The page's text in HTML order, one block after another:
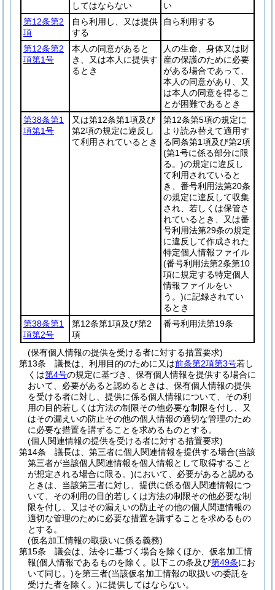
してはならない
い
第12条第2
項
自ら利用し、又は提供
する
自ら利用する
第12条第2
項第1号
本人の同意があると
き、又は本人に提供す
るとき
人の生命、身体又は財
産の保護のために必要
がある場合であって、
本人の同意があり、又
は本人の同意を得るこ
とが困難であるとき
第38条第1
項第1号
又は第12条第1項及び
第2項の規定に違反し
て利用されているとき
第12条第5項の規定に
より読み替えて適用す
る同条第1項及び第2項
(第1号に係る部分に限
る。)の規定に違反し
て利用されていると
き、番号利用法第20条
の規定に違反して収集
され、若しくは保管さ
れているとき、又は番
号利用法第29条の規定
に違反して作成された
特定個人情報ファイル
(番号利用法第2条第10
項に規定する特定個人
情報ファイルをい
う。)に記録されてい
るとき
第38条第1
項第2号
第12条第1項及び第2
項
番号利用法第19条
(保有個人情報の提供を受ける者に対する措置要求)
第13条
議長は、利用目的のために又は前条第2項第3号若し
くは第4号の規定に基づき、保有個人情報を提供する場合に
おいて、必要があると認めるときは、保有個人情報の提供
を受ける者に対し、提供に係る個人情報について、その利
用の目的若しくは方法の制限その他必要な制限を付し、又
はその漏えいの防止その他の個人情報の適切な管理のため
に必要な措置を講ずることを求めるものとする。
(個人関連情報の提供を受ける者に対する措置要求)
第14条
議長は、第三者に個人関連情報を提供する場合(当該
第三者が当該個人関連情報を個人情報として取得すること
が想定される場合に限る。)において、必要があると認める
ときは、当該第三者に対し、提供に係る個人関連情報につ
いて、その利用の目的若しくは方法の制限その他必要な制
限を付し、又はその漏えいの防止その他の個人関連情報の
適切な管理のために必要な措置を講ずることを求めるもの
とする。
(仮名加工情報の取扱いに係る義務)
第15条
議会は、法令に基づく場合を除くほか、仮名加工情
報(個人情報であるものを除く。以下この条及び第49条にお
いて同じ。)を第三者(当該仮名加工情報の取扱いの委託を
受けた者を除く。)に提供してはならない。